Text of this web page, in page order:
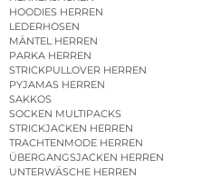
HOODIES HERREN
LEDERHOSEN
MÄNTEL HERREN
PARKA HERREN
STRICKPULLOVER HERREN
PYJAMAS HERREN
SAKKOS
SOCKEN MULTIPACKS
STRICKJACKEN HERREN
TRACHTENMODE HERREN
ÜBERGANGSJACKEN HERREN
UNTERWÄSCHE HERREN